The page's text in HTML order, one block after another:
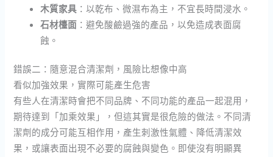
木質家具 ：以乾布、微濕布為主，不宜長時間浸水。
石材檯面 ：避免酸鹼過強的產品，以免造成表面腐
蝕。
錯誤二：隨意混合清潔劑，風險比想像中高
看似加強效果，實際可能產生危害
有些人在清潔時會把不同品牌、不同功能的產品一起混用，
期待達到「加乘效果」，但這其實是很危險的做法。不同清
潔劑的成分可能互相作用，產生刺激性氣體、降低清潔效
果，或讓表面出現不必要的腐蝕與變色。即使沒有明顯異